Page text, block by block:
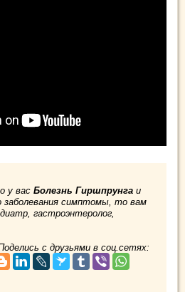
у вас Болезнь Гиршпрунга и
заболевания симптомы, то вам
гастроэнтеролог,
с друзьями в соц.сетях: